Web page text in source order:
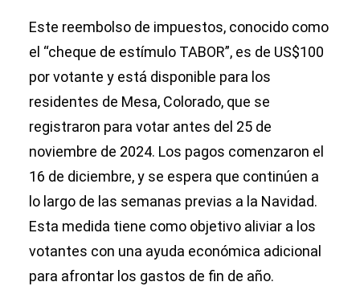
Este reembolso de impuestos, conocido como
el “cheque de estímulo TABOR”, es de US$100
por votante y está disponible para los
residentes de Mesa, Colorado, que se
registraron para votar antes del 25 de
noviembre de 2024. Los pagos comenzaron el
16 de diciembre, y se espera que continúen a
lo largo de las semanas previas a la Navidad.
Esta medida tiene como objetivo aliviar a los
votantes con una ayuda económica adicional
para afrontar los gastos de fin de año.